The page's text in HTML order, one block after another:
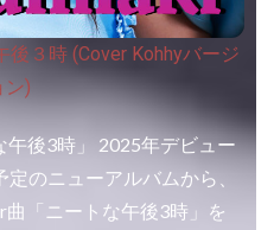
３時 (Cover Kohhyバージ
ン)
後3時」 2025年デビュー
のニューアルバムから、
「ニートな午後3時」を